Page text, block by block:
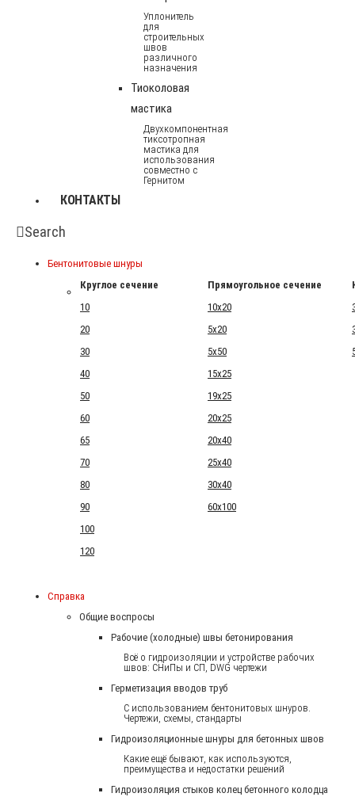
Уплонитель
для
строительных
швов
различного
назначения
Тиоколовая
мастика
Двухкомпонентная
тиксотропная
мастика для
использования
совместно с
Гернитом
КОНТАКТЫ
Search
Бентонитовые шнуры
Круглое сечение
Прямоугольное сечение
10
10x20
20
5x20
30
5x50
40
15x25
50
19x25
60
20x25
65
20x40
70
25x40
80
30x40
90
60x100
100
120
Справка
Общие воспросы
Рабочие (холодные) швы бетонирования
Всё о гидроизоляции и устройстве рабочих
швов: СНиПы и СП, DWG чертежи
Герметизация вводов труб
С использованием бентонитовых шнуров.
Чертежи, схемы, стандарты
Гидроизоляционные шнуры для бетонных швов
Какие ещё бывают, как используются,
преимущества и недостатки решений
Гидроизоляция стыков колец бетонного колодца